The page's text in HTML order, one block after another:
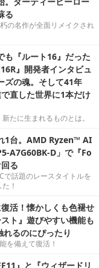
る
の名作が全面リメイクされ
も『ルート16』だった
』開発者インタビュ
ズの魂。そして41年
直した世界に1本だけ
たに生まれるものとは。
1台。AMD Ryzen™ AI
A7G60BK-D」で『Fo
る
で話題のレースタイトルを
！
活！懐かしくも色褪せ
ト』遊びやすい機能も
るのにぴったり
を備えて復活！
』と『ウィザードリ